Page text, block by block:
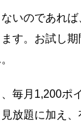
いのであれ
す。お試し
毎月1,200ポ
放題に加え